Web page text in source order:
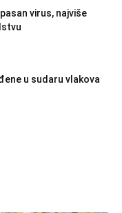
virus, najviše
u sudaru vlakova